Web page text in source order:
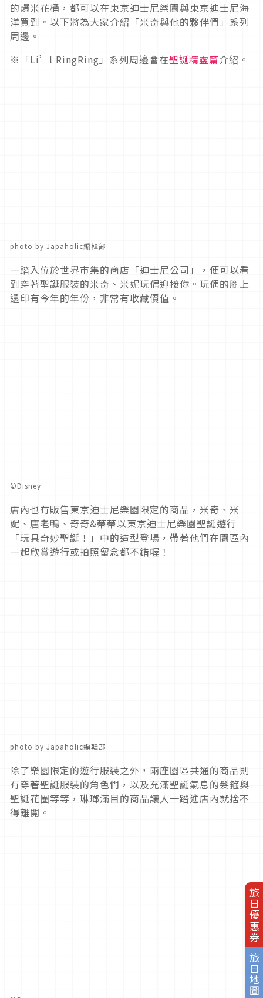
旅日優惠券
旅日地圖
的爆米花桶，都可以在東京迪士尼樂園與東京迪士尼海
洋買到。以下將為大家介紹「米奇與他的夥伴們」系列
周邊。
※「Li’l RingRing」系列周邊會在聖誕精靈篇介紹。
photo by Japaholic編輯部
一踏入位於世界市集的商店「迪士尼公司」，便可以看
到穿著聖誕服裝的米奇、米妮玩偶迎接你。玩偶的腳上
還印有今年的年份，非常有收藏價值。
©Disney
店內也有販售東京迪士尼樂園限定的商品，米奇、米
妮、唐老鴨、奇奇&蒂蒂以東京迪士尼樂園聖誕遊行
「玩具奇妙聖誕！」中的造型登場，帶著他們在園區內
一起欣賞遊行或拍照留念都不錯喔！
photo by Japaholic編輯部
除了樂園限定的遊行服裝之外，兩座園區共通的商品則
有穿著聖誕服裝的角色們，以及充滿聖誕氣息的髮箍與
聖誕花圈等等，琳瑯滿目的商品讓人一踏進店內就捨不
得離開。